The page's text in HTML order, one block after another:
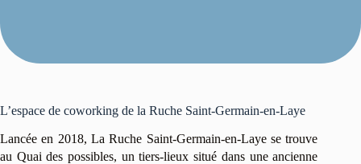
L’espace de coworking de la Ruche Saint-Germain-en-Laye
Lancée en 2018, La Ruche Saint-Germain-en-Laye se trouve
au Quai des possibles, un tiers-lieux situé dans une ancienne